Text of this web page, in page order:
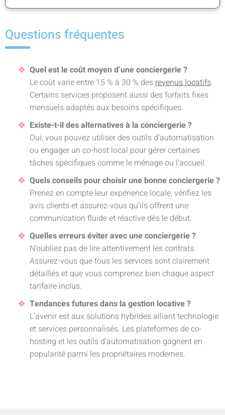
Questions fréquentes
Quel est le coût moyen d’une conciergerie ?
Le coût varie entre 15 % à 30 % desrevenus locatifs.
Certains services proposent aussi des forfaits fixes
mensuels adaptés aux besoins spécifiques.
Existe-t-il des alternatives à la conciergerie ?
Oui, vous pouvez utiliser des outils d’automatisation
ou engager un co-host local pour gérer certaines
tâches spécifiques comme le ménage ou l’accueil.
Quels conseils pour choisir une bonne conciergerie ?
Prenez en compte leur expérience locale, vérifiez les
avis clients et assurez-vous qu’ils offrent une
communication fluide et réactive dès le début.
Quelles erreurs éviter avec une conciergerie ?
N’oubliez pas de lire attentivement les contrats.
Assurez-vous que tous les services sont clairement
détaillés et que vous comprenez bien chaque aspect
tarifaire inclus.
Tendances futures dans la gestion locative ?
L’avenir est aux solutions hybrides alliant technologie
et services personnalisés. Les plateformes de co-
hosting et les outils d’automatisation gagnent en
popularité parmi les propriétaires modernes.